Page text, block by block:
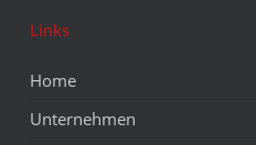
Links
Home
Unternehmen